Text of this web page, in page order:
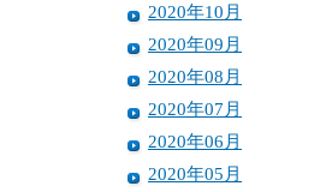
2020年10月
2020年09月
2020年08月
2020年07月
2020年06月
2020年05月